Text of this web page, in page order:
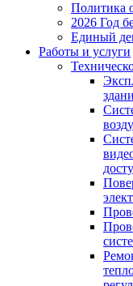
Политика
2026 Год
Единый
Работы и услуги